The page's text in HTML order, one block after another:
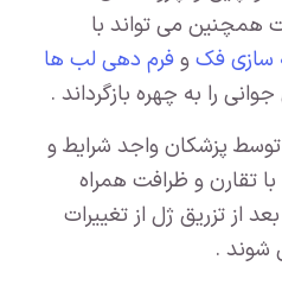
می تواند با
سازی فکوفرم دهی لب ها
را به چهره بازگرداند .
پزشکان واجد شرایط و
تقارن و ظرافت همراه
از تزریق ژل از تغییرات
شوند .